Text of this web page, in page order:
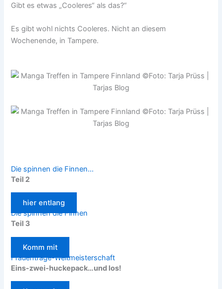
Gibt es etwas „Cooleres“ als das?“
Es gibt wohl nichts Cooleres. Nicht an diesem
Wochenende, in Tampere.
Die spinnen die Finnen...
Teil 2
hier entlang
Die spinnen die Finnen
Teil 3
Komm mit
Frauentrage-Weltmeisterschaft
Eins-zwei-huckepack…und los!